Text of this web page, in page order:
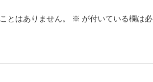
とはありません。 ※ が付いている欄は必